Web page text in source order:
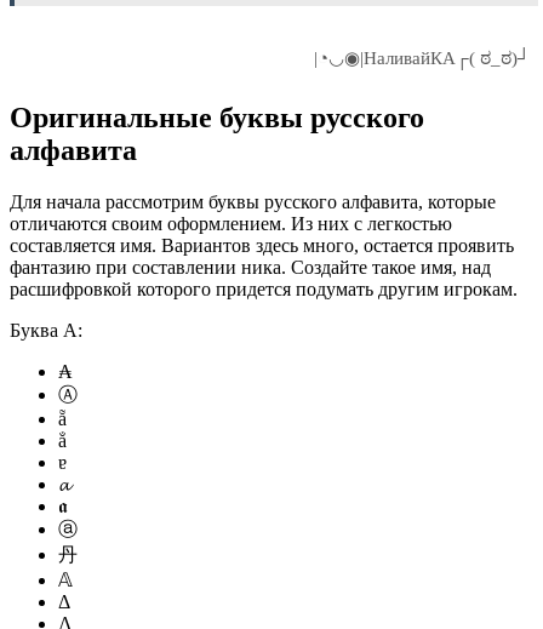
|◔◡◉|НаливайКА┌( ಠ_ಠ)┘
Оригинальные буквы русского
алфавита
Для начала рассмотрим буквы русского алфавита, которые
отличаются своим оформлением. Из них с легкостью
составляется имя. Вариантов здесь много, остается проявить
фантазию при составлении ника. Создайте такое имя, над
расшифровкой которого придется подумать другим игрокам.
Буква А:
₳
Ⓐ
ẵ
ẳ
ɐ
𝓪
𝖆
ⓐ
丹
𝔸
Δ
Λ